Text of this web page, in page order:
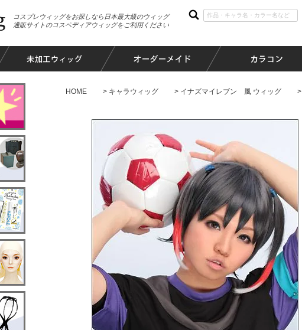
コスプレウィッグをお探しなら日本最大級のウィッグ
通販サイトのコスペディアウィッグをご利用ください
HOME キャラウィッグ イナズマイレブン 風 ウィッグ